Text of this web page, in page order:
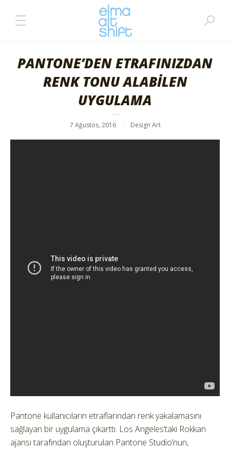
PANTONE’DEN ETRAFINIZDAN
RENK TONU ALABİLEN
UYGULAMA
7 Ağustos, 2016 Design Art
Pantone kullanıcıların etraflarından renk yakalamasını
sağlayan bir uygulama çıkarttı. Los Angeles’taki Rokkan
ajansı tarafından oluşturulan Pantone Studio’nun,